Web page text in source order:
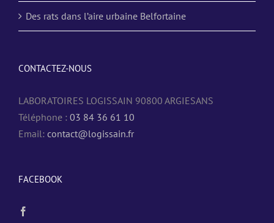
Des rats dans l’aire urbaine Belfortaine
CONTACTEZ-NOUS
LABORATOIRES LOGISSAIN 90800 ARGIESANS
Téléphone : 03 84 36 61 10
Email: contact@logissain.fr
FACEBOOK